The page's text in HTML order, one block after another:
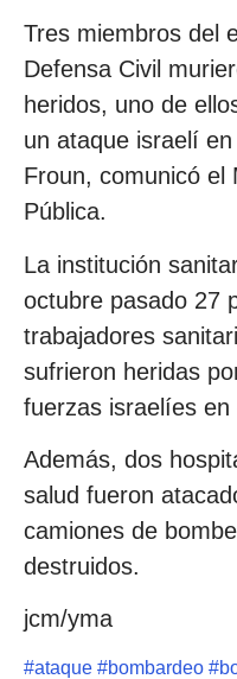
Tres miembros del
Defensa Civil
heridos, uno de
un ataque israelí
Froun, comunicó el
Pública.
La institución
octubre pasado 27
trabajadores
sufrieron heridas
fuerzas israelíes
Además, dos
salud fueron
camiones de
destruidos.
jcm/yma
#ataque #bombardeo #